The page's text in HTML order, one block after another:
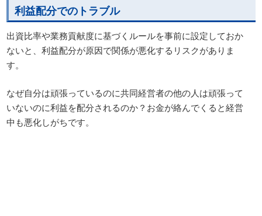
利益配分でのトラブル
出資比率や業務貢献度に基づくルールを事前に設定しておか
ないと、利益配分が原因で関係が悪化するリスクがありま
す。
なぜ自分は頑張っているのに共同経営者の他の人は頑張って
いないのに利益を配分されるのか？お金が絡んでくると経営
中も悪化しがちです。